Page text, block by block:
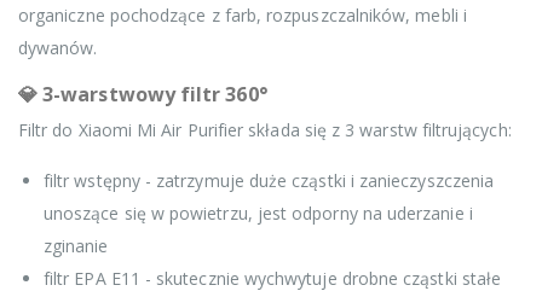
organiczne pochodzące z farb, rozpuszczalników, mebli i
dywanów.
💎 3-warstwowy filtr 360°
Filtr do Xiaomi Mi Air Purifier składa się z 3 warstw filtrujących:
filtr wstępny - zatrzymuje duże cząstki i zanieczyszczenia
unoszące się w powietrzu, jest odporny na uderzanie i
zginanie
filtr EPA E11 - skutecznie wychwytuje drobne cząstki stałe